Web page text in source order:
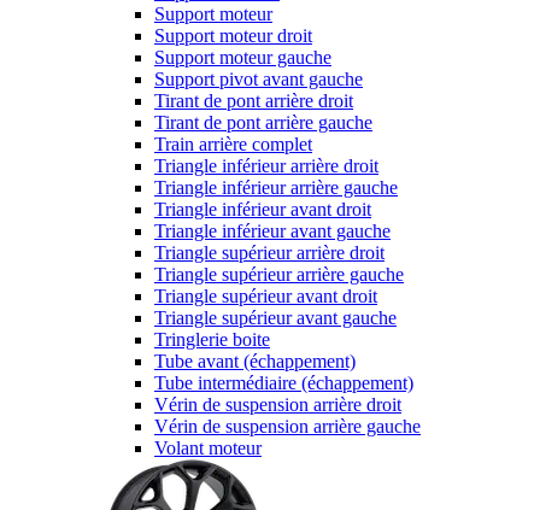
Support moteur
Support moteur droit
Support moteur gauche
Support pivot avant gauche
Tirant de pont arrière droit
Tirant de pont arrière gauche
Train arrière complet
Triangle inférieur arrière droit
Triangle inférieur arrière gauche
Triangle inférieur avant droit
Triangle inférieur avant gauche
Triangle supérieur arrière droit
Triangle supérieur arrière gauche
Triangle supérieur avant droit
Triangle supérieur avant gauche
Tringlerie boite
Tube avant (échappement)
Tube intermédiaire (échappement)
Vérin de suspension arrière droit
Vérin de suspension arrière gauche
Volant moteur